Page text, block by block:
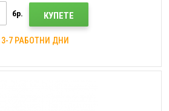
бр. КУПЕТЕ
3-7 РАБОТНИ ДНИ